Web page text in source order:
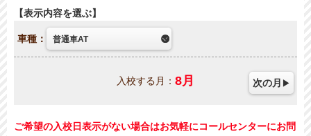
表示内容を選ぶ
車種：
入校する月： 8月 次の月
ご希望の入校日表示がない場合はお気軽にコールセンターにお問